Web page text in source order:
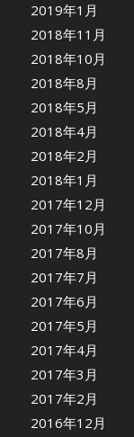
2019年1月
2018年11月
2018年10月
2018年8月
2018年5月
2018年4月
2018年2月
2018年1月
2017年12月
2017年10月
2017年8月
2017年7月
2017年6月
2017年5月
2017年4月
2017年3月
2017年2月
2016年12月